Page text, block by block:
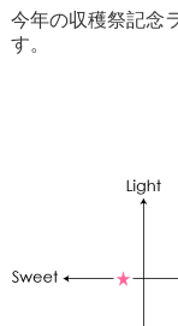
今年の収穫祭記念
す。